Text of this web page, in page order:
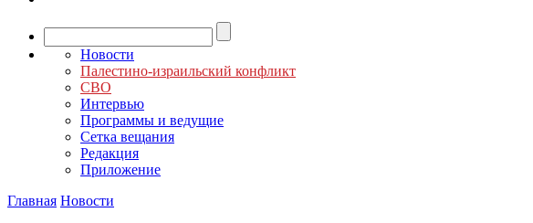
Новости
Палестино-израильский конфликт
СВО
Интервью
Программы и ведущие
Сетка вещания
Редакция
Приложение
Главная Новости